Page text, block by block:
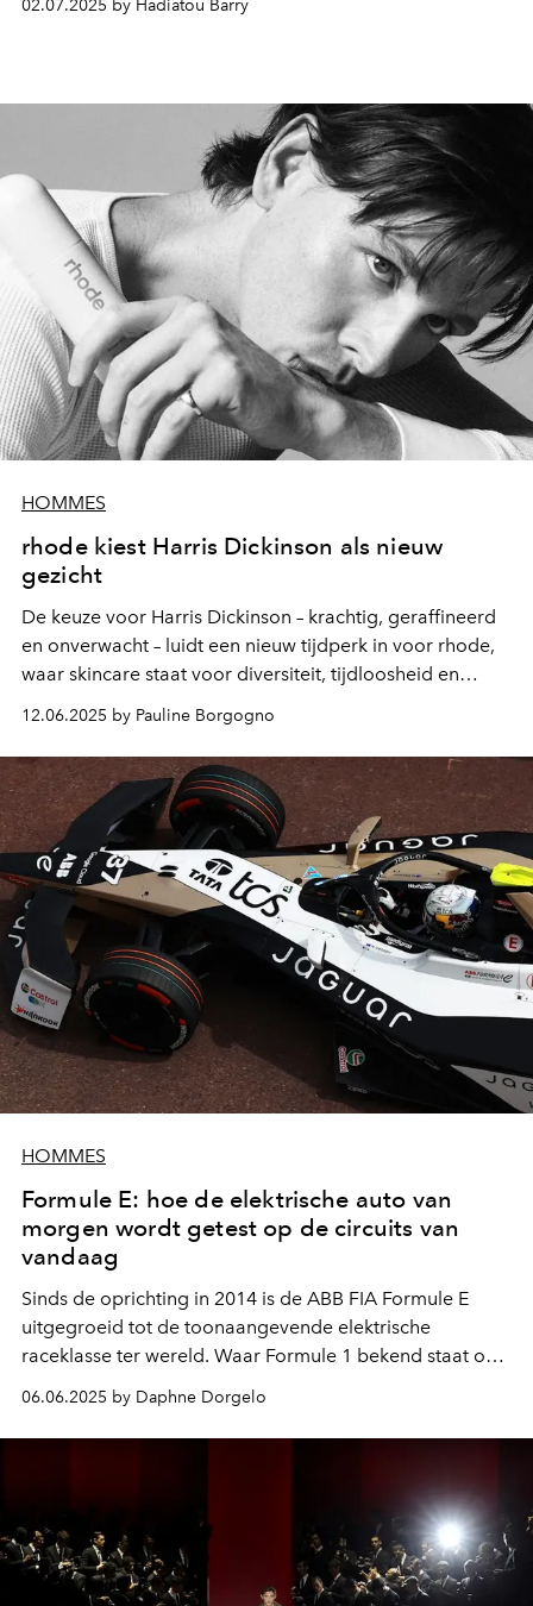
02.07.2025 by Hadiatou Barry
HOMMES
rhode kiest Harris Dickinson als nieuw
gezicht
De keuze voor Harris Dickinson – krachtig, geraffineerd
en onverwacht – luidt een nieuw tijdperk in voor rhode,
waar skincare staat voor diversiteit, tijdloosheid en
gezien als een marketing home run, met een perfecte
mix van minimalistische schoonheid, doordacht
storytelling en inclusieve visie.
12.06.2025 by Pauline Borgogno
HOMMES
Formule E: hoe de elektrische auto van
morgen wordt getest op de circuits van
vandaag
Sinds de oprichting in 2014 is de ABB FIA Formule E
uitgegroeid tot de toonaangevende elektrische
raceklasse ter wereld. Waar Formule 1 bekend staat om
Formule E resoluut voor innovatie en duurzaamheid. De
races vinden plaats op tijdelijke stratencircuits midden in
Berlijn, Tokio en - onze plaats van bestemming -
Monaco.
06.06.2025 by Daphne Dorgelo